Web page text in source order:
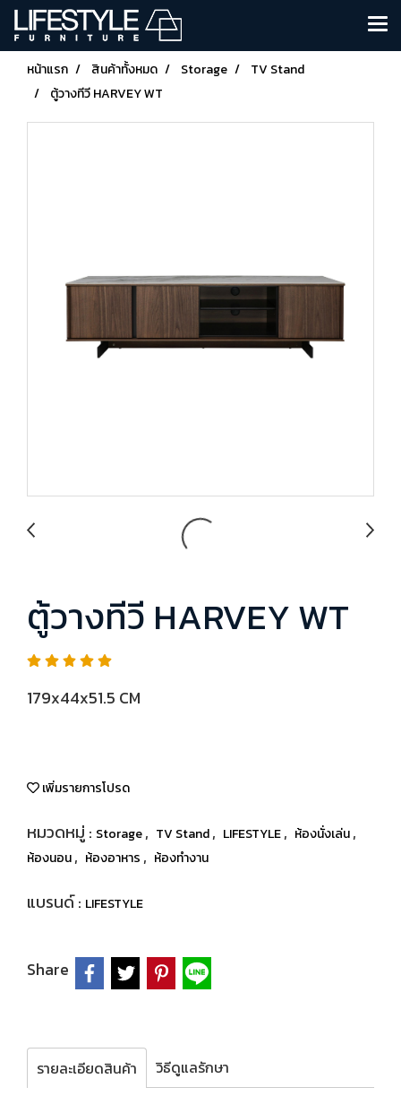
หน้าแรก สินค้าทั้งหมด Storage
TV Stand
ตู้วางทีวี HARVEY WT
ตู้วางทีวี HARVEY WT
179x44x51.5 CM
เพิ่มรายการโปรด
หมวดหมู่ : Storage, TV Stand, LIFESTYLE, ห้องนั่งเล่น,
ห้องนอน, ห้องอาหาร , ห้องทำงาน
แบรนด์ : LIFESTYLE
Share
รายละเอียดสินค้า วิธีดูแลรักษา